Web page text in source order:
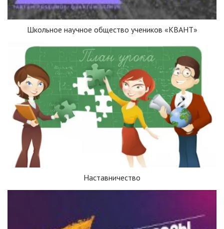
Школьное научное общество учеников «КВАНТ»
Наставничество